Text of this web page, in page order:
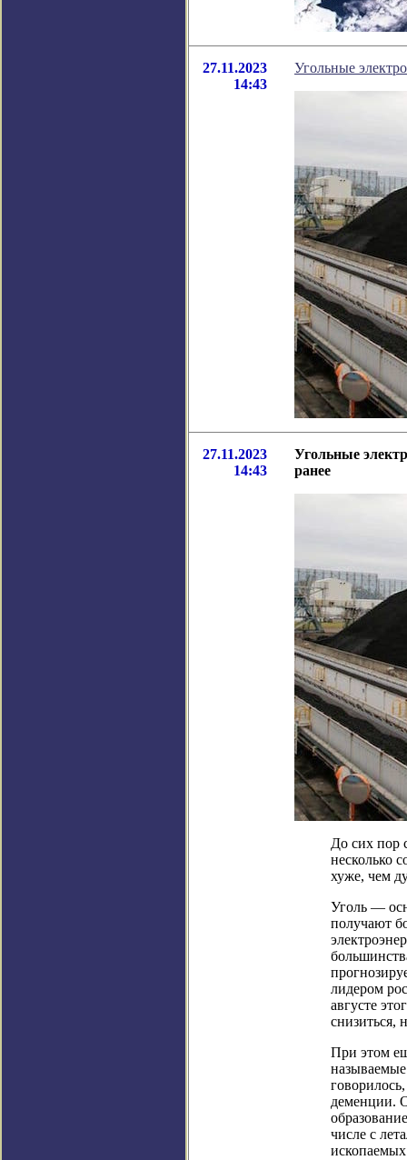
27.11.2023
14:43
Угольные
27.11.2023
14:43
Угольные
ранее
До сих пор
несколько
хуже, чем
Уголь —
получают
лидером
августе
снизиться,
При этом
деменции.
числе с